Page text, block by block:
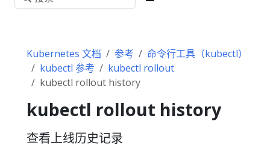
Kubernetes 文档 参考
命令行工具（kubectl）
kubectl 参考
kubectl rollout
kubectl rollout history
kubectl rollout history
查看上线历史记录